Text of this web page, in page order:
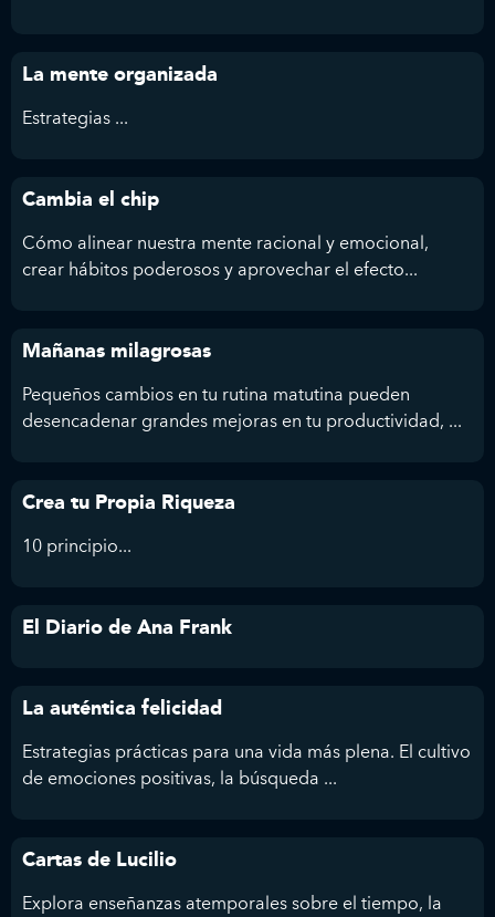
La mente organizada
Estrategias ...
Cambia el chip
Cómo alinear nuestra mente racional y emocional,
crear hábitos poderosos y aprovechar el efecto...
Mañanas milagrosas
Pequeños cambios en tu rutina matutina pueden
desencadenar grandes mejoras en tu productividad, ...
Crea tu Propia Riqueza
10 principio...
El Diario de Ana Frank
La auténtica felicidad
Estrategias prácticas para una vida más plena. El cultivo
de emociones positivas, la búsqueda ...
Cartas de Lucilio
Explora enseñanzas atemporales sobre el tiempo, la